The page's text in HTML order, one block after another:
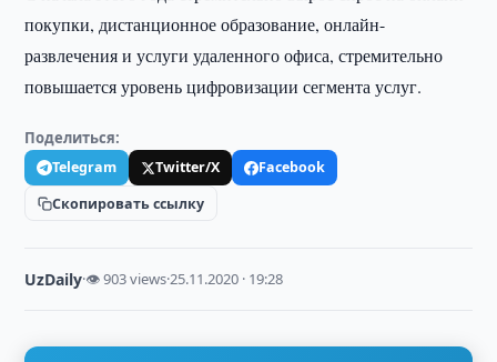
покупки, дистанционное образование, онлайн-
развлечения и услуги удаленного офиса, стремительно
повышается уровень цифровизации сегмента услуг.
Поделиться:
Telegram Twitter/X
Facebook
Скопировать ссылку
UzDaily·👁 903 views·25.11.2020 · 19:28